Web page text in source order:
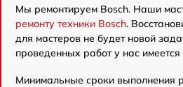
Мы ремонтируем Bosch. Наши
ремонту техники Bosch.
для мастеров не будет новой
проведенных работ у нас имеется
Минимальные сроки выполнения